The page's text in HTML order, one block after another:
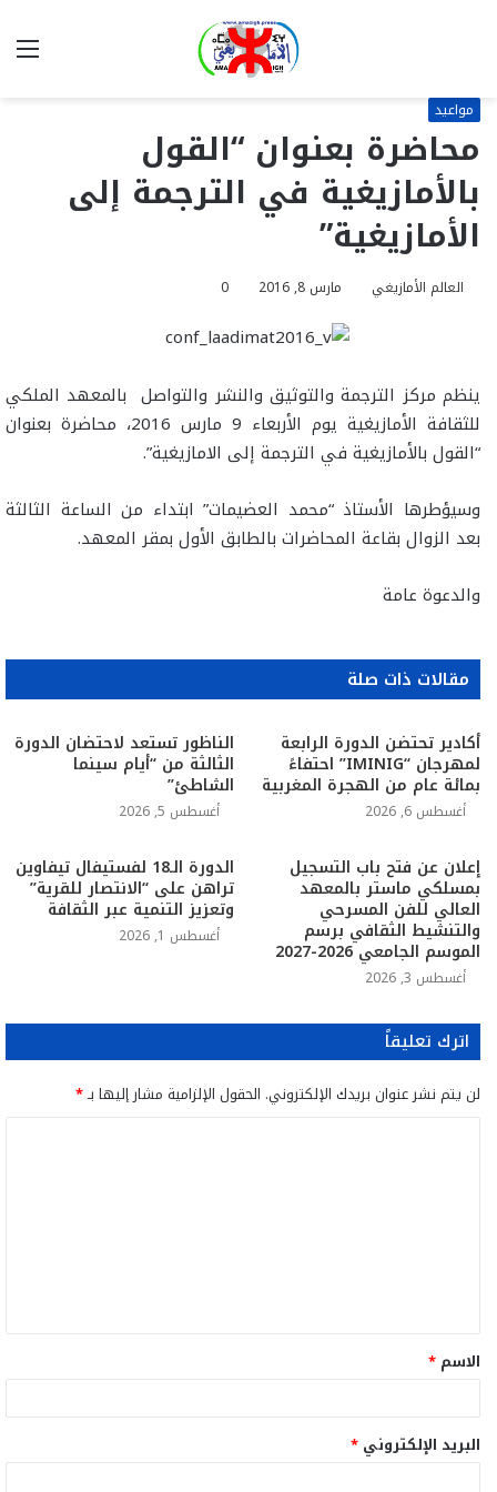
مواعيد
محاضرة بعنوان “القول
بالأمازيغية في الترجمة إلى
الأمازيغية”
العالم الأمازيغي مارس 8, 2016 0
ينظم مركز الترجمة والتوثيق والنشر والتواصل بالمعهد الملكي
للثقافة الأمازيغية يوم الأربعاء 9 مارس 2016، محاضرة بعنوان
“القول بالأمازيغية في الترجمة إلى الامازيغية”.
وسيؤطرها الأستاذ “محمد العضيمات” ابتداء من الساعة الثالثة
بعد الزوال بقاعة المحاضرات بالطابق الأول بمقر المعهد.
والدعوة عامة
مقالات ذات صلة
أكادير تحتضن الدورة الرابعة
لمهرجان “IMINIG” احتفاءً
بمائة عام من الهجرة المغربية
أغسطس 6, 2026
الناظور تستعد لاحتضان الدورة
الثالثة من “أيام سينما
الشاطئ”
أغسطس 5, 2026
إعلان عن فتح باب التسجيل
بمسلكي ماستر بالمعهد
العالي للفن المسرحي
والتنشيط الثقافي برسم
الموسم الجامعي 2026-2027
أغسطس 3, 2026
الدورة الـ18 لفستيفال تيفاوين
تراهن على “الانتصار للقرية”
وتعزيز التنمية عبر الثقافة
أغسطس 1, 2026
اترك تعليقاً
لن يتم نشر عنوان بريدك الإلكتروني. الحقول الإلزامية مشار إليها بـ*
ق
*
الاسم *
البريد الإلكتروني *